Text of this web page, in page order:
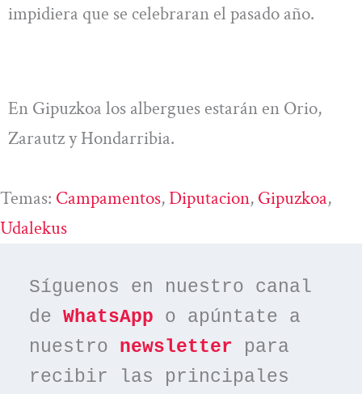
impidiera que se celebraran el pasado año.
En Gipuzkoa los albergues estarán en Orio,
Zarautz y Hondarribia.
Temas: Campamentos, Diputacion, Gipuzkoa
Udalekus
Síguenos en nuestro canal
de WhatsApp o apúntate a
nuestro newsletter para
recibir las principales